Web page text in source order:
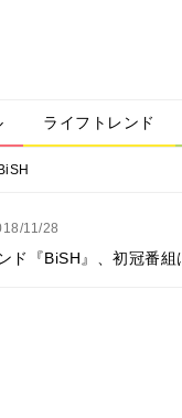
ライフトレンド
BiSH
11/28
ド『BiSH』、初冠番